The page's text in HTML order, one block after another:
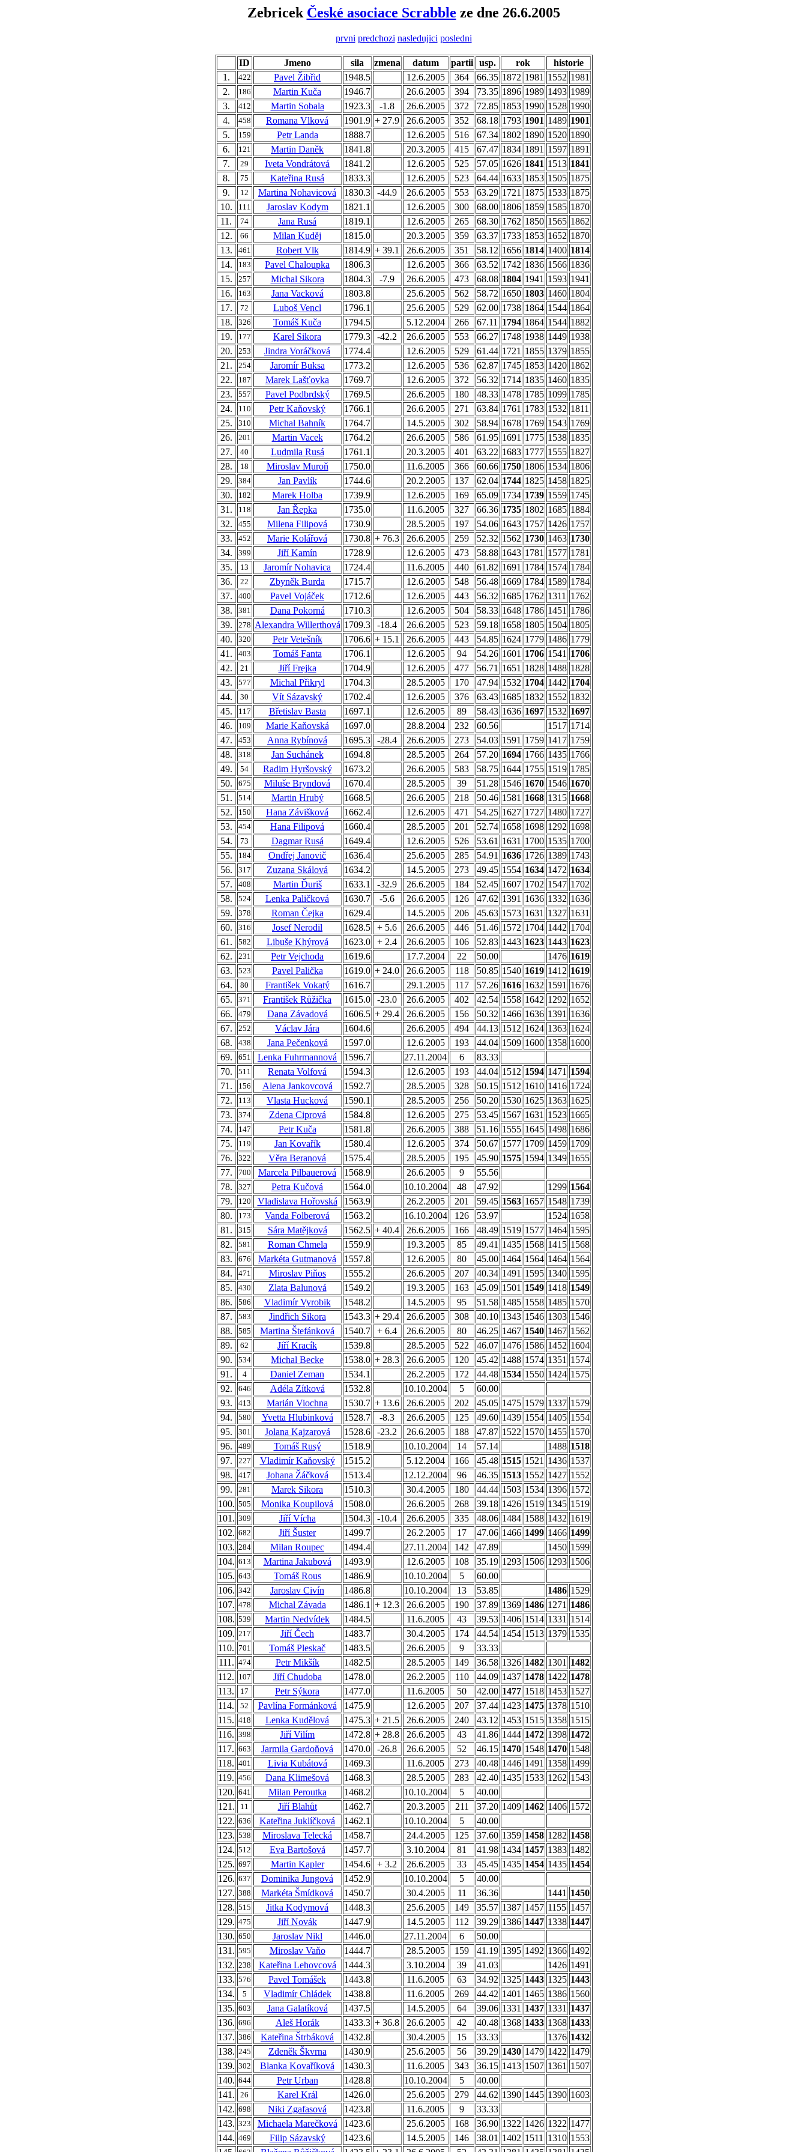
Zebricek České asociace Scrabble ze dne 26.6.2005
prvni predchozi nasledujici posledni
ID Jmeno sila zmena datum partii usp. rok
historie
1.
422 Pavel Žibřid 1948.5 12.6.2005 364 66.35 1872 1981 1552 1981
2.
186 Martin Kuča 1946.7 26.6.2005 394 73.35 1896 1989 1493 1989
3.
412 Martin Sobala 1923.3 -1.8 26.6.2005 372 72.85 1853 1990 1528 1990
4.
458 Romana Vlková 1901.9 + 27.9 26.6.2005 352 68.18 1793 1901 1489 1901
5.
159 Petr Landa 1888.7 12.6.2005 516 67.34 1802 1890 1520 1890
6.
121 Martin Daněk 1841.8 20.3.2005 415 67.47 1834 1891 1597 1891
7.
29 Iveta Vondrátová 1841.2 12.6.2005 525 57.05 1626 1841 1513 1841
8.
75 Kateřina Rusá 1833.3 12.6.2005 523 64.44 1633 1853 1505 1875
9.
12 Martina Nohavicová 1830.3 -44.9 26.6.2005 553 63.29 1721 1875 1533 1875
10.
111 Jaroslav Kodym 1821.1 12.6.2005 300 68.00 1806 1859 1585 1870
11.
74 Jana Rusá 1819.1 12.6.2005 265 68.30 1762 1850 1565 1862
12.
66 Milan Kuděj 1815.0 20.3.2005 359 63.37 1733 1853 1652 1870
13.
461 Robert Vlk 1814.9 + 39.1 26.6.2005 351 58.12 1656 1814 1400 1814
14.
183 Pavel Chaloupka 1806.3 12.6.2005 366 63.52 1742 1836 1566 1836
15.
257 Michal Sikora 1804.3 -7.9 26.6.2005 473 68.08 1804 1941 1593 1941
16.
163 Jana Vacková 1803.8 25.6.2005 562 58.72 1650 1803 1460 1804
17.
72 Luboš Vencl 1796.1 25.6.2005 529 62.00 1738 1864 1544 1864
18.
326 Tomáš Kuča 1794.5 5.12.2004 266 67.11 1794 1864 1544 1882
19.
177 Karel Sikora 1779.3 -42.2 26.6.2005 553 66.27 1748 1938 1449 1938
20.
253 Jindra Voráčková 1774.4 12.6.2005 529 61.44 1721 1855 1379 1855
21.
254 Jaromír Buksa 1773.2 12.6.2005 536 62.87 1745 1853 1420 1862
22.
187 Marek Lašťovka 1769.7 12.6.2005 372 56.32 1714 1835 1460 1835
23.
557 Pavel Podbrdský 1769.5 26.6.2005 180 48.33 1478 1785 1099 1785
24.
110 Petr Kaňovský 1766.1 26.6.2005 271 63.84 1761 1783 1532 1811
25.
310 Michal Bahník 1764.7 14.5.2005 302 58.94 1678 1769 1543 1769
26.
201 Martin Vacek 1764.2 26.6.2005 586 61.95 1691 1775 1538 1835
27.
40 Ludmila Rusá 1761.1 20.3.2005 401 63.22 1683 1777 1555 1827
28.
18 Miroslav Muroň 1750.0 11.6.2005 366 60.66 1750 1806 1534 1806
29.
384 Jan Pavlík 1744.6 20.2.2005 137 62.04 1744 1825 1458 1825
30.
182 Marek Holba 1739.9 12.6.2005 169 65.09 1734 1739 1559 1745
31.
118 Jan Řepka 1735.0 11.6.2005 327 66.36 1735 1802 1685 1884
32.
455 Milena Filipová 1730.9 28.5.2005 197 54.06 1643 1757 1426 1757
33.
452 Marie Kolářová 1730.8 + 76.3 26.6.2005 259 52.32 1562 1730 1463 1730
34.
399 Jiří Kamín 1728.9 12.6.2005 473 58.88 1643 1781 1577 1781
35.
13 Jaromír Nohavica 1724.4 11.6.2005 440 61.82 1691 1784 1574 1784
36.
22 Zbyněk Burda 1715.7 12.6.2005 548 56.48 1669 1784 1589 1784
37.
400 Pavel Vojáček 1712.6 12.6.2005 443 56.32 1685 1762 1311
1762
38.
381 Dana Pokorná 1710.3 12.6.2005 504 58.33 1648 1786 1451 1786
39.
278 Alexandra Willerthová 1709.3 -18.4 26.6.2005 523 59.18 1658 1805 1504 1805
40.
320 Petr Vetešník 1706.6 + 15.1 26.6.2005 443 54.85 1624 1779 1486 1779
41.
403 Tomáš Fanta 1706.1 12.6.2005 94 54.26 1601 1706 1541 1706
42.
21 Jiří Frejka 1704.9 12.6.2005 477 56.71 1651 1828 1488 1828
43.
577 Michal Přikryl 1704.3 28.5.2005 170 47.94 1532 1704 1442 1704
44.
30 Vít Sázavský 1702.4 12.6.2005 376 63.43 1685 1832 1552 1832
45.
117 Břetislav Basta 1697.1 12.6.2005 89 58.43 1636 1697 1532 1697
46.
109 Marie Kaňovská 1697.0 28.8.2004 232 60.56 1517 1714
47.
453 Anna Rybínová 1695.3 -28.4 26.6.2005 273 54.03 1591 1759 1417 1759
48.
318 Jan Suchánek 1694.8 28.5.2005 264 57.20 1694 1766 1435 1766
49.
54 Radim Hyršovský 1673.2 26.6.2005 583 58.75 1644 1755 1519 1785
50.
675 Miluše Bryndová 1670.4 28.5.2005 39 51.28 1546 1670 1546 1670
51.
514 Martin Hrubý 1668.5 26.6.2005 218 50.46 1581 1668 1315 1668
52.
150 Hana Závišková 1662.4 12.6.2005 471 54.25 1627 1727 1480 1727
53.
454 Hana Filipová 1660.4 28.5.2005 201 52.74 1658 1698 1292 1698
54.
73 Dagmar Rusá 1649.4 12.6.2005 526 53.61 1631 1700 1535 1700
55.
184 Ondřej Janovič 1636.4 25.6.2005 285 54.91 1636 1726 1389 1743
56.
317 Zuzana Skálová 1634.2 14.5.2005 273 49.45 1554 1634 1472 1634
57.
408 Martin Ďuriš 1633.1 -32.9 26.6.2005 184 52.45 1607 1702 1547 1702
58.
524 Lenka Paličková 1630.7 -5.6 26.6.2005 126 47.62 1391 1636 1332 1636
59.
378 Roman Čejka 1629.4 14.5.2005 206 45.63 1573 1631 1327 1631
60.
316 Josef Nerodil 1628.5 + 5.6 26.6.2005 446 51.46 1572 1704 1442 1704
61.
582 Libuše Khýrová 1623.0 + 2.4 26.6.2005 106 52.83 1443 1623 1443 1623
62.
231 Petr Vejchoda 1619.6 17.7.2004 22 50.00 1476 1619
63.
523 Pavel Palička 1619.0 + 24.0 26.6.2005 118 50.85 1540 1619 1412 1619
64.
80 František Vokatý 1616.7 29.1.2005 117 57.26 1616 1632 1591 1676
65.
371 František Růžička 1615.0 -23.0 26.6.2005 402 42.54 1558 1642 1292 1652
66.
479 Dana Závadová 1606.5 + 29.4 26.6.2005 156 50.32 1466 1636 1391 1636
67.
252 Václav Jára 1604.6 26.6.2005 494 44.13 1512 1624 1363 1624
68.
438 Jana Pečenková 1597.0 12.6.2005 193 44.04 1509 1600 1358 1600
69.
651 Lenka Fuhrmannová 1596.7 27.11.2004 6
83.33
70.
511 Renata Volfová 1594.3 12.6.2005 193 44.04 1512 1594 1471 1594
71.
156 Alena Jankovcová 1592.7 28.5.2005 328 50.15 1512 1610 1416 1724
72.
113 Vlasta Hucková 1590.1 28.5.2005 256 50.20 1530 1625 1363 1625
73.
374 Zdena Ciprová 1584.8 12.6.2005 275 53.45 1567 1631 1523 1665
74.
147 Petr Kuča 1581.8 26.6.2005 388 51.16 1555 1645 1498 1686
75.
119 Jan Kovařík 1580.4 12.6.2005 374 50.67 1577 1709 1459 1709
76.
322 Věra Beranová 1575.4 28.5.2005 195 45.90 1575 1594 1349 1655
77.
700 Marcela Pilbauerová 1568.9 26.6.2005 9
55.56
78.
327 Petra Kučová 1564.0 10.10.2004 48 47.92 1299 1564
79.
120 Vladislava Hořovská 1563.9 26.2.2005 201 59.45 1563 1657 1548 1739
80.
173 Vanda Folberová 1563.2 16.10.2004 126 53.97 1524 1658
81.
315 Sára Matějková 1562.5 + 40.4 26.6.2005 166 48.49 1519 1577 1464 1595
82.
581 Roman Chmela 1559.9 19.3.2005 85 49.41 1435 1568 1415 1568
83.
676 Markéta Gutmanová 1557.8 12.6.2005 80 45.00 1464 1564 1464 1564
84.
471 Miroslav Piňos 1555.2 26.6.2005 207 40.34 1491 1595 1340 1595
85.
430 Zlata Balunová 1549.2 19.3.2005 163 45.09 1501 1549 1418 1549
86.
586 Vladimír Vyrobik 1548.2 14.5.2005 95 51.58 1485 1558 1485 1570
87.
583 Jindřich Sikora 1543.3 + 29.4 26.6.2005 308 40.10 1343 1546 1303 1546
88.
585 Martina Štefánková 1540.7 + 6.4 26.6.2005 80 46.25 1467 1540 1467 1562
89.
62 Jiří Kracík 1539.8 28.5.2005 522 46.07 1476 1586 1452 1604
90.
534 Michal Becke 1538.0 + 28.3 26.6.2005 120 45.42 1488 1574 1351 1574
91.
4 Daniel Zeman 1534.1 26.2.2005 172 44.48 1534 1550 1424 1575
92.
646 Adéla Zítková 1532.8 10.10.2004 5
60.00
93.
413 Marián Viochna 1530.7 + 13.6 26.6.2005 202 45.05 1475 1579 1337 1579
94.
580 Yvetta Hlubinková 1528.7 -8.3 26.6.2005 125 49.60 1439 1554 1405 1554
95.
301 Jolana Kajzarová 1528.6 -23.2 26.6.2005 188 47.87 1522 1570 1455 1570
96.
489 Tomáš Rusý 1518.9 10.10.2004 14 57.14 1488 1518
97.
227 Vladimír Kaňovský 1515.2 5.12.2004 166 45.48 1515 1521 1436 1537
98.
417 Johana Žáčková 1513.4 12.12.2004 96 46.35 1513 1552 1427 1552
99.
281 Marek Sikora 1510.3 30.4.2005 180 44.44 1503 1534 1396 1572
100. 505 Monika Koupilová 1508.0 26.6.2005 268 39.18 1426 1519 1345 1519
101. 309 Jiří Vícha 1504.3 -10.4 26.6.2005 335 48.06 1484 1588 1432 1619
102. 682 Jiří Šuster 1499.7 26.2.2005 17 47.06 1466 1499 1466 1499
103. 284 Milan Roupec 1494.4 27.11.2004 142 47.89 1450 1599
104. 613 Martina Jakubová 1493.9 12.6.2005 108 35.19 1293 1506 1293 1506
105. 643 Tomáš Rous 1486.9 10.10.2004 5
60.00
106. 342 Jaroslav Civín 1486.8 10.10.2004 13 53.85 1486 1529
107. 478 Michal Závada 1486.1 + 12.3 26.6.2005 190 37.89 1369 1486 1271 1486
108. 539 Martin Nedvídek 1484.5 11.6.2005 43 39.53 1406 1514 1331 1514
109. 217 Jiří Čech 1483.7 30.4.2005 174 44.54 1454 1513 1379 1535
110. 701 Tomáš Pleskač 1483.5 26.6.2005 9
33.33
111. 474 Petr Mikšík 1482.5 28.5.2005 149 36.58 1326 1482 1301 1482
112. 107 Jiří Chudoba 1478.0 26.2.2005 110 44.09 1437 1478 1422 1478
113.
17 Petr Sýkora 1477.0 11.6.2005 50 42.00 1477 1518 1453 1527
114.
52 Pavlína Formánková 1475.9 12.6.2005 207 37.44 1423 1475 1378 1510
115. 418 Lenka Kudělová 1475.3 + 21.5 26.6.2005 240 43.12 1453 1515 1358 1515
116. 398 Jiří Vilím 1472.8 + 28.8 26.6.2005 43 41.86 1444 1472 1398 1472
117. 663 Jarmila Gardoňová 1470.0 -26.8 26.6.2005 52 46.15 1470 1548 1470 1548
118. 401 Livia Kubátová 1469.3 11.6.2005 273 40.48 1446 1491 1358 1499
119. 456 Dana Klimešová 1468.3 28.5.2005 283 42.40 1435 1533 1262 1543
120. 641 Milan Peroutka 1468.2 10.10.2004 5
40.00
121.
11 Jiří Blahůt 1462.7 20.3.2005 211 37.20 1409 1462 1406 1572
122. 636 Kateřina Juklíčková 1462.1 10.10.2004 5
40.00
123. 538 Miroslava Telecká 1458.7 24.4.2005 125 37.60 1359 1458 1282 1458
124. 512 Eva Bartošová 1457.7 3.10.2004 81 41.98 1434 1457 1383 1482
125. 697 Martin Kapler 1454.6 + 3.2 26.6.2005 33 45.45 1435 1454 1435 1454
126. 637 Dominika Jungová 1452.9 10.10.2004 5
40.00
127. 388 Markéta Šmídková 1450.7 30.4.2005 11 36.36 1441 1450
128. 515 Jitka Kodymová 1448.3 25.6.2005 149 35.57 1387 1457 1155 1457
129. 475 Jiří Novák 1447.9 14.5.2005 112 39.29 1386 1447 1338 1447
130. 650 Jaroslav Nikl 1446.0 27.11.2004 6
50.00
131. 595 Miroslav Vaňo 1444.7 28.5.2005 159 41.19 1395 1492 1366 1492
132. 238 Kateřina Lehovcová 1444.3 3.10.2004 39 41.03 1426 1491
133. 576 Pavel Tomášek 1443.8 11.6.2005 63 34.92 1325 1443 1325 1443
134.
5 Vladimír Chládek 1438.8 11.6.2005 269 44.42 1401 1465 1386 1560
135. 603 Jana Galatíková 1437.5 14.5.2005 64 39.06 1331 1437 1331 1437
136. 696 Aleš Horák 1433.3 + 36.8 26.6.2005 42 40.48 1368 1433 1368 1433
137. 386 Kateřina Štrbáková 1432.8 30.4.2005 15 33.33 1376 1432
138. 245 Zdeněk Škvrna 1430.9 25.6.2005 56 39.29 1430 1479 1422 1479
139. 302 Blanka Kovaříková 1430.3 11.6.2005 343 36.15 1413 1507 1361 1507
140. 644 Petr Urban 1428.8 10.10.2004 5
40.00
141.
26 Karel Král 1426.0 25.6.2005 279 44.62 1390 1445 1390 1603
142. 698 Niki Zgafasová 1423.8 11.6.2005 9
33.33
143. 323 Michaela Marečková 1423.6 25.6.2005 168 36.90 1322 1426 1322 1477
144. 469 Filip Sázavský 1423.6 14.5.2005 146 38.01 1402 1511 1310 1553